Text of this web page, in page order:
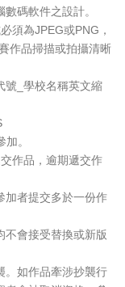
碼軟件之設計。
須為JPEG或PNG，
作品掃描或拍攝清晰
號_學校名稱英文縮
。
作品，逾期遞交作
加者提交多於一份作
不會接受替換或新版
。如作品牽涉抄襲行